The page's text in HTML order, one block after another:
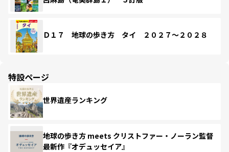
Ｄ１７ 地球の歩き方 タイ ２０２７～２０２８
特設ページ
世界遺産ランキング
地球の歩き方 meets クリストファー・ノーラン監督
最新作『オデュッセイア』